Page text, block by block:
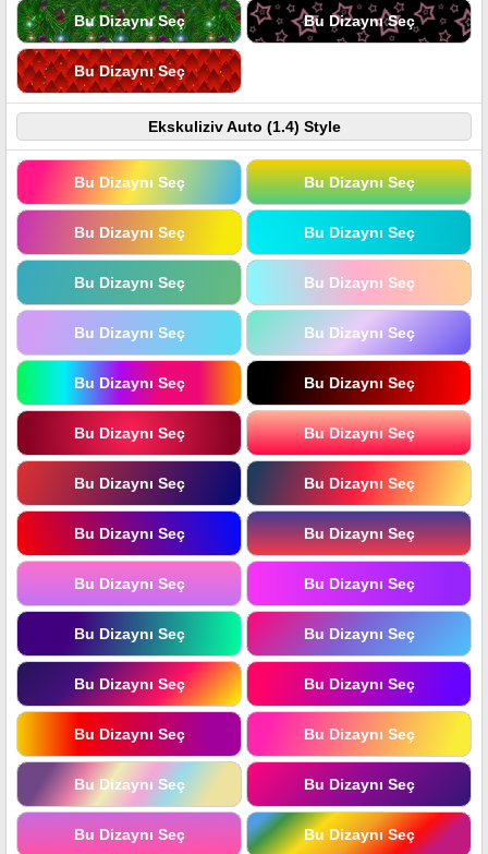
Bu Dizaynı Seç Bu Dizaynı Seç
Bu Dizaynı Seç
Ekskuliziv Auto (1.4) Style
Bu Dizaynı Seç Bu Dizaynı Seç
Bu Dizaynı Seç Bu Dizaynı Seç
Bu Dizaynı Seç Bu Dizaynı Seç
Bu Dizaynı Seç Bu Dizaynı Seç
Bu Dizaynı Seç Bu Dizaynı Seç
Bu Dizaynı Seç Bu Dizaynı Seç
Bu Dizaynı Seç Bu Dizaynı Seç
Bu Dizaynı Seç Bu Dizaynı Seç
Bu Dizaynı Seç Bu Dizaynı Seç
Bu Dizaynı Seç Bu Dizaynı Seç
Bu Dizaynı Seç Bu Dizaynı Seç
Bu Dizaynı Seç Bu Dizaynı Seç
Bu Dizaynı Seç Bu Dizaynı Seç
Bu Dizaynı Seç Bu Dizaynı Seç